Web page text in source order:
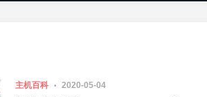
主机百科 2020-05-04